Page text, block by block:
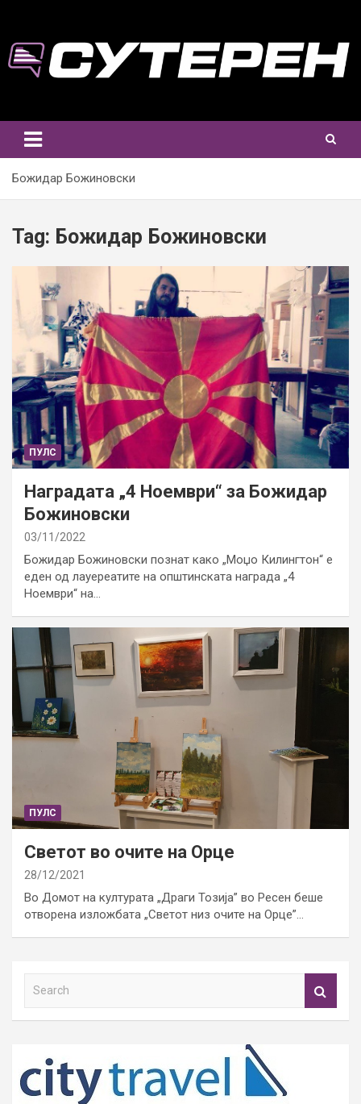
content
Божидар Божиновски
Tag: Божидар Божиновски
ПУЛС
Наградата „4 Ноември“ за Божидар
Божиновски
03/11/2022
Божидар Божиновски познат како „Моџо Килингтон“ е
еден од лауереатите на општинската награда „4
Ноември“ на…
ПУЛС
Светот во очите на Орце
28/12/2021
Во Домот на културата „Драги Тозија” во Ресен беше
отворена изложбата „Светот низ очите на Орце”…
h